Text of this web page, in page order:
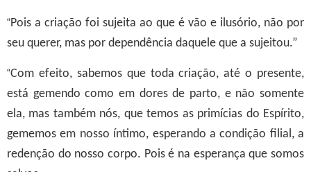
“Pois a criação foi sujeita ao que é vão e ilusório, não por
seu querer, mas por dependência daquele que a sujeitou.”
“Com efeito, sabemos que toda criação, até o presente,
está gemendo como em dores de parto, e não somente
ela, mas também nós, que temos as primícias do Espírito,
gememos em nosso íntimo, esperando a condição filial, a
redenção do nosso corpo. Pois é na esperança que somos